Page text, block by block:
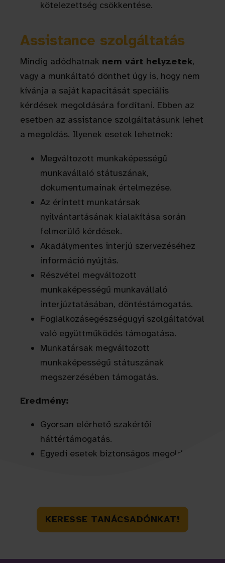
kötelezettség csökkentése.
Assistance szolgáltatás
Mindig adódhatnak nem várt helyzetek,
vagy a munkáltató dönthet úgy is, hogy nem
kívánja a saját kapacitását speciális
kérdések megoldására fordítani. Ebben az
esetben az assistance szolgáltatásunk lehet
a megoldás. Ilyenek esetek lehetnek:
Megváltozott munkaképességű
munkavállaló státuszának,
dokumentumainak értelmezése.
Az érintett munkatársak
nyilvántartásának kialakítása során
felmerülő kérdések.
Akadálymentes interjú szervezéséhez
információ nyújtás.
Részvétel megváltozott
munkaképességű munkavállaló
interjúztatásában, döntéstámogatás.
Foglalkozásegészségügyi szolgáltatóval
való együttműködés támogatása.
Munkatársak megváltozott
munkaképességű státuszának
megszerzésében támogatás.
Eredmény:
Gyorsan elérhető szakértői
háttértámogatás.
Egyedi esetek biztonságos megoldása.
KERESSE TANÁCSADÓNKAT!